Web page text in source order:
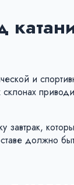
и
завтрак,
должно